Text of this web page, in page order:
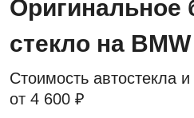
Оригинальное
стекло на
Стоимость автостекла
от 4 600 ₽